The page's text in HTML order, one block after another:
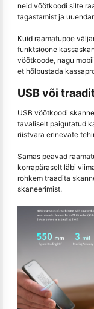
neid vöötkoodi silte
tagastamist ja
Kuid raamatupoe
funktsioone
vöötkoode, nagu
et hõlbustada
USB või
USB vöötkoodi
tavaliselt paigutatud
riistvara erinevate
Samas peavad
korrapäraselt läbi
rohkem traadita
skaneerimist.